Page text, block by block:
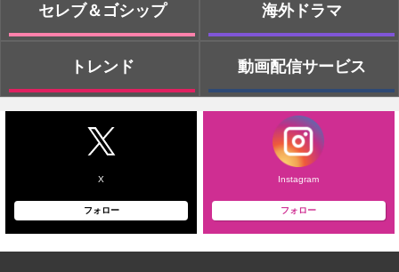
セレブ＆ゴシップ
トレンド
海外ドラマ
動画配信サービス
X
フォロー
Instagram
フォロー